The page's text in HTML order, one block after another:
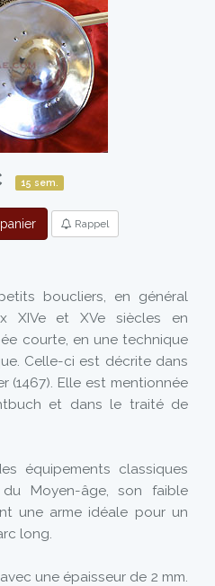
15 sem.
Rappel
boucliers, en général
XIVe et XVe siècles en
courte, en une technique
Celle-ci est décrite dans
(1467). Elle est mentionnée
et dans le traité de
équipements classiques
Moyen-âge, son faible
une arme idéale pour un
long.
une épaisseur de 2 mm.